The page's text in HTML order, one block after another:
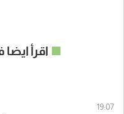
اقرأ
19:07